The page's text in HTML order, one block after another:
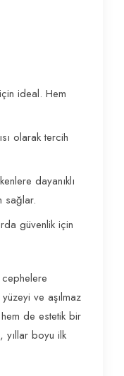
ideal. Hem
olarak tercih
dayanıklı
sağlar.
güvenlik için
ve aşılmaz
de estetik bir
yıllar boyu ilk